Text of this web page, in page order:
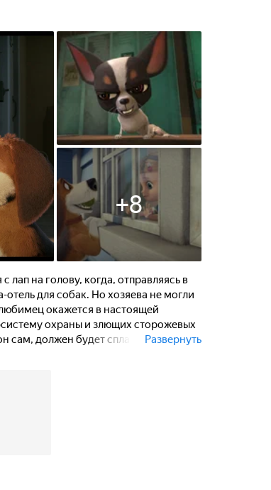
+8
лап на голову, когда, отправляясь в
отель для собак. Но хозяева не могли
окажется в настоящей
охраны и злющих сторожевых
сам, должен будет спланировать
Развернуть